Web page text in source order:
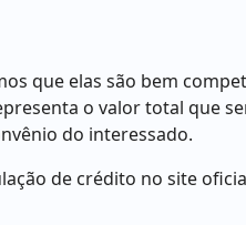
que elas são bem
o valor total que
do interessado.
de crédito no site